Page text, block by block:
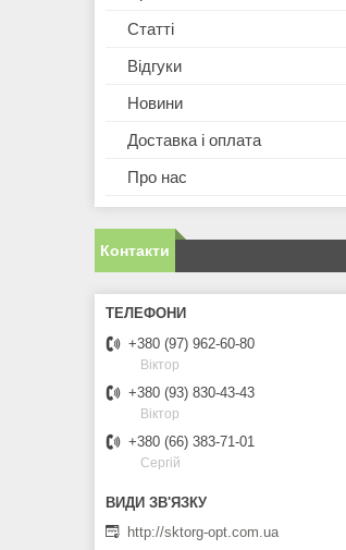
Статті
Відгуки
Новини
Доставка і оплата
Про нас
Контакти
+380 (97) 962-60-80
Віктор
+380 (93) 830-43-43
Віктор
+380 (66) 383-71-01
Сергій
http://sktorg-opt.com.ua